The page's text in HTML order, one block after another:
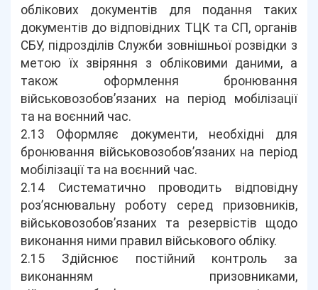
облікових документів для подання таких
документів до відповідних ТЦК та СП, органів
СБУ, підрозділів Служби зовнішньої розвідки з
метою їх звіряння з обліковими даними, а
також оформлення бронювання
військовозобов’язаних на період мобілізації
та на воєнний час.
2.13 Оформляє документи, необхідні для
бронювання військовозобов’язаних на період
мобілізації та на воєнний час.
2.14 Систематично проводить відповідну
роз’яснювальну роботу серед призовників,
військовозобов’язаних та резервістів щодо
виконання ними правил військового обліку.
2.15 Здійснює постійний контроль за
виконанням призовниками,